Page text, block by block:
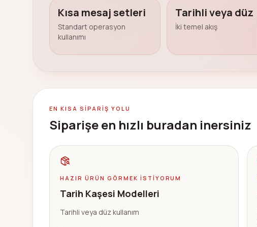
Kısa mesaj setleri
Standart operasyon
kullanımı
Tarihli veya düz
İki temel akış
EN KISA SIPARIŞ YOLU
Siparişe en hızlı buradan inersiniz
HAZIR ÜRÜN GÖRMEK ISTIYORUM
Tarih Kaşesi Modelleri
Tarihli veya düz kullanım